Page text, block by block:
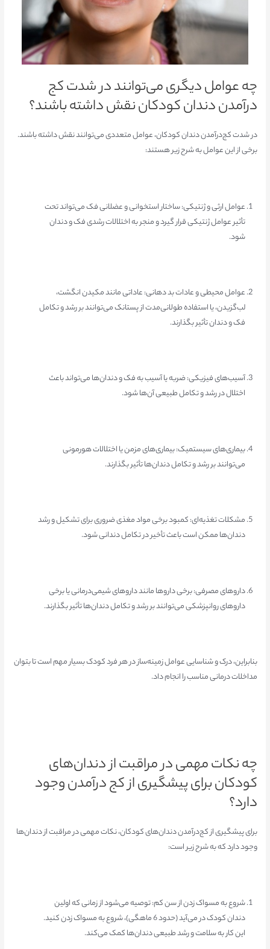
چه عوامل دیگری می‌توانند در شدت کج‌
درآمدن دندان کودکان نقش داشته باشند؟
در شدت کج‌درآمدن دندان کودکان، عوامل متعددی می‌توانند نقش داشته باشند.
برخی از این عوامل به شرح زیر هستند:
عوامل ارثی و ژنتیکی: ساختار استخوانی و عضلانی فک می‌تواند تحت
تأثیر عوامل ژنتیکی قرار گیرد و منجر به اختلالات رشدی فک و دندان
شود.
عوامل محیطی و عادات بد دهانی: عاداتی مانند مکیدن انگشت،
لب‌گزیدن، یا استفاده طولانی‌مدت از پستانک می‌توانند بر رشد و تکامل
فک و دندان تأثیر بگذارند.
آسیب‌های فیزیکی: ضربه یا آسیب به فک و دندان‌ها می‌تواند باعث
اختلال در رشد و تکامل طبیعی آن‌ها شود.
بیماری‌های سیستمیک: بیماری‌های مزمن یا اختلالات هورمونی
می‌توانند بر رشد و تکامل دندان‌ها تأثیر بگذارند.
مشکلات تغذیه‌ای: کمبود برخی مواد مغذی ضروری برای تشکیل و رشد
دندان‌ها ممکن است باعث تأخیر در تکامل دندانی شود.
داروهای مصرفی: برخی داروها مانند داروهای شیمی‌درمانی یا برخی
داروهای روانپزشکی می‌توانند بر رشد و تکامل دندان‌ها تأثیر بگذارند.
بنابراین، درک و شناسایی عوامل زمینه‌ساز در هر فرد کودک بسیار مهم است تا بتوان
مداخلات درمانی مناسب را انجام داد.
چه نکات مهمی در مراقبت از دندان‌های
کودکان برای پیشگیری از کج‌ درآمدن وجود
دارد؟
برای پیشگیری از کج‌درآمدن دندان‌های کودکان، نکات مهمی در مراقبت از دندان‌ها
وجود دارد که به شرح زیر است:
شروع به مسواک زدن از سن کم: توصیه می‌شود از زمانی که اولین
دندان کودک در می‌آید (حدود 6 ماهگی)، شروع به مسواک زدن کنید.
این کار به سلامت و رشد طبیعی دندان‌ها کمک می‌کند.